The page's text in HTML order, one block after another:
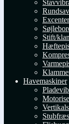
Rundsav
Stift/
Havemaskiner